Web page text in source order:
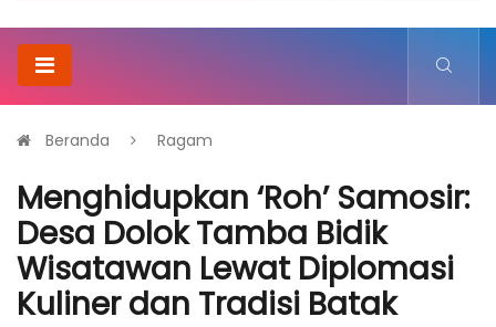
Beranda Ragam
Menghidupkan ‘Roh’ Samosir:
Desa Dolok Tamba Bidik
Wisatawan Lewat Diplomasi
Kuliner dan Tradisi Batak